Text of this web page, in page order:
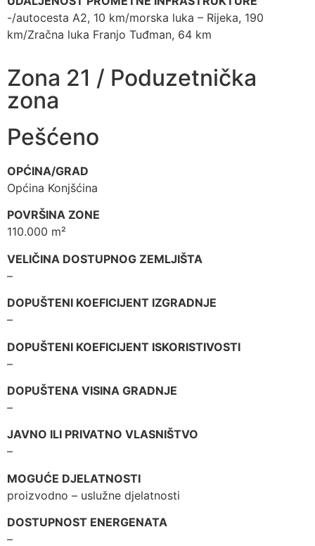
-/autocesta A2, 10 km/morska luka – Rijeka, 190
km/Zračna luka Franjo Tuđman, 64 km
Zona 21 / Poduzetnička
zona
Pešćeno
OPĆINA/GRAD
Općina Konjšćina
POVRŠINA ZONE
110.000 m²
VELIČINA DOSTUPNOG ZEMLJIŠTA
–
DOPUŠTENI KOEFICIJENT IZGRADNJE
–
DOPUŠTENI KOEFICIJENT ISKORISTIVOSTI
–
DOPUŠTENA VISINA GRADNJE
–
JAVNO ILI PRIVATNO VLASNIŠTVO
–
MOGUĆE DJELATNOSTI
proizvodno – uslužne djelatnosti
DOSTUPNOST ENERGENATA
–